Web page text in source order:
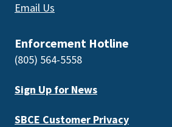
Email Us
Enforcement Hotline
(805) 564-5558
Sign Up for News
SBCE Customer Privacy